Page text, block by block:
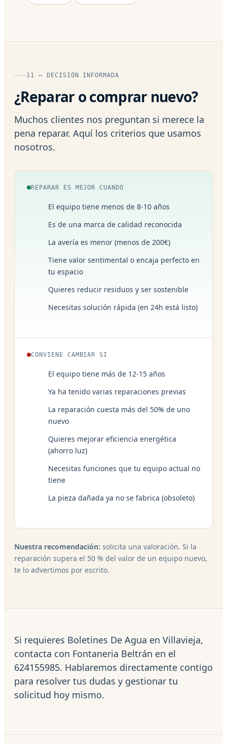
11 — DECISIÓN INFORMADA
¿Reparar o comprar nuevo?
Muchos clientes nos preguntan si merece la
pena reparar. Aquí los criterios que usamos
nosotros.
REPARAR ES MEJOR CUANDO
El equipo tiene menos de 8-10 años
Es de una marca de calidad reconocida
La avería es menor (menos de 200€)
Tiene valor sentimental o encaja perfecto en
tu espacio
Quieres reducir residuos y ser sostenible
Necesitas solución rápida (en 24h está listo)
CONVIENE CAMBIAR SI
El equipo tiene más de 12-15 años
Ya ha tenido varias reparaciones previas
La reparación cuesta más del 50% de uno
nuevo
Quieres mejorar eficiencia energética
(ahorro luz)
Necesitas funciones que tu equipo actual no
tiene
La pieza dañada ya no se fabrica (obsoleto)
Nuestra recomendación: solicita una valoración. Si la
reparación supera el 50 % del valor de un equipo nuevo,
te lo advertimos por escrito.
Si requieres Boletines De Agua en Villavieja,
contacta con Fontaneria Beltrán en el
624155985. Hablaremos directamente contigo
para resolver tus dudas y gestionar tu
solicitud hoy mismo.